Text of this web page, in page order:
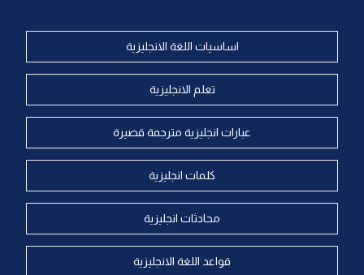
اساسيات اللغة الانجليزية
تعلم الانجليزية
عبارات انجليزية مترجمة قصيرة
كلمات انجليزية
محادثات انجليزية
قواعد اللغة الانجليزية